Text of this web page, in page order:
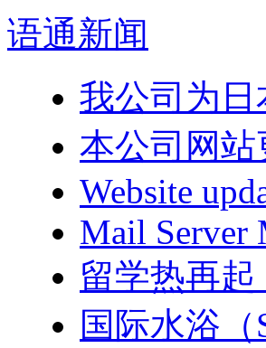
语通新闻
我公司为
本公司网
Website
Mail Server
留学热再
国际水浴